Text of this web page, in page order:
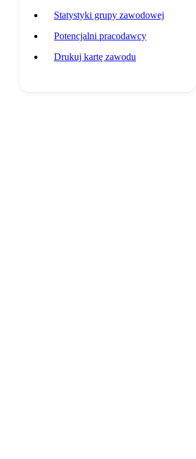
Statystyki grupy zawodowej
Potencjalni pracodawcy
Drukuj kartę zawodu